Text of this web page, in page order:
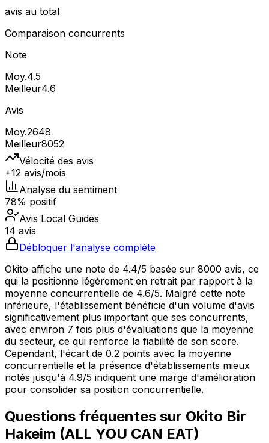
avis au total
Comparaison concurrents
Note
Moy.4.5
Meilleur4.6
Avis
Moy.2648
Meilleur8052
Vélocité des avis
+12 avis/mois
Analyse du sentiment
78% positif
Avis Local Guides
14 avis
Débloquer l'analyse complète
Okito affiche une note de 4.4/5 basée sur 8000 avis, ce
qui la positionne légèrement en retrait par rapport à la
moyenne concurrentielle de 4.6/5. Malgré cette note
inférieure, l'établissement bénéficie d'un volume d'avis
significativement plus important que ses concurrents,
avec environ 7 fois plus d'évaluations que la moyenne
du secteur, ce qui renforce la fiabilité de son score.
Cependant, l'écart de 0.2 points avec la moyenne
concurrentielle et la présence d'établissements mieux
notés jusqu'à 4.9/5 indiquent une marge d'amélioration
pour consolider sa position concurrentielle.
Questions fréquentes sur Okito Bir
Hakeim (ALL YOU CAN EAT)